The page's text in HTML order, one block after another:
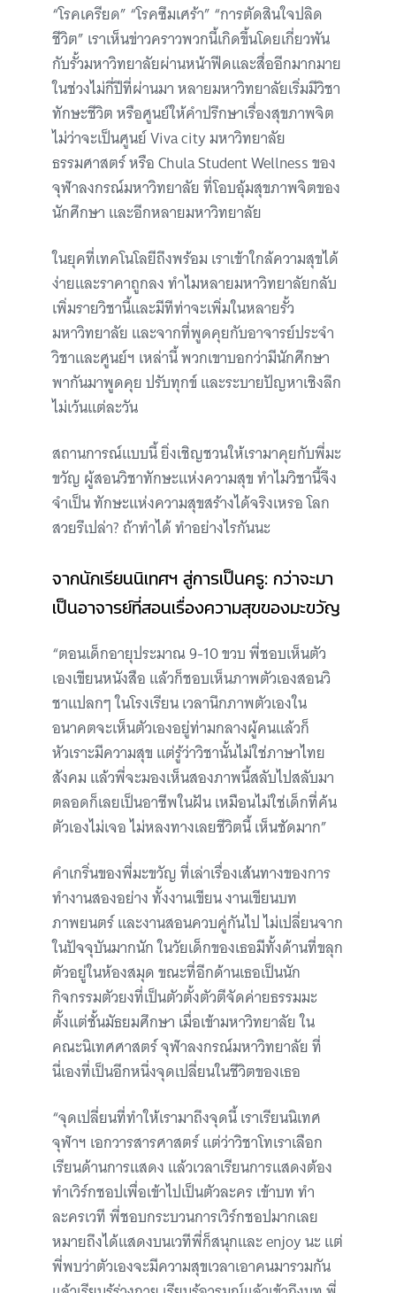
“โรคเครียด” “โรคซึมเศร้า” “การตัดสินใจปลิด
ชีวิต” เราเห็นข่าวคราวพวกนี้เกิดขึ้นโดยเกี่ยวพัน
กับรั้วมหาวิทยาลัยผ่านหน้าฟีดและสื่ออีกมากมาย
ในช่วงไม่กี่ปีที่ผ่านมา หลายมหาวิทยาลัยเริ่มมีวิชา
ทักษะชีวิต หรือศูนย์ให้คำปรึกษาเรื่องสุขภาพจิต
ไม่ว่าจะเป็นศูนย์ Viva city มหาวิทยาลัย
ธรรมศาสตร์ หรือ Chula Student Wellness ของ
จุฬาลงกรณ์มหาวิทยาลัย ที่โอบอุ้มสุขภาพจิตของ
นักศึกษา และอีกหลายมหาวิทยาลัย
ในยุคที่เทคโนโลยีถึงพร้อม เราเข้าใกล้ความสุขได้
ง่ายและราคาถูกลง ทำไมหลายมหาวิทยาลัยกลับ
เพิ่มรายวิชานี้และมีทีท่าจะเพิ่มในหลายรั้ว
มหาวิทยาลัย และจากที่พูดคุยกับอาจารย์ประจำ
วิชาและศูนย์ฯ เหล่านี้ พวกเขาบอกว่ามีนักศึกษา
พากันมาพูดคุย ปรับทุกข์ และระบายปัญหาเชิงลึก
ไม่เว้นแต่ละวัน
สถานการณ์แบบนี้ ยิ่งเชิญชวนให้เรามาคุยกับพี่มะ
ขวัญ ผู้สอนวิชาทักษะแห่งความสุข ทำไมวิชานี้จึง
จำเป็น ทักษะแห่งความสุขสร้างได้จริงเหรอ โลก
สวยรึเปล่า? ถ้าทำได้ ทำอย่างไรกันนะ
จากนักเรียนนิเทศฯ สู่การเป็นครู: กว่าจะมา
เป็นอาจารย์ที่สอนเรื่องความสุขของมะขวัญ
“ตอนเด็กอายุประมาณ 9-10 ขวบ พี่ชอบเห็นตัว
เองเขียนหนังสือ แล้วก็ชอบเห็นภาพตัวเองสอนวิ
ชาแปลกๆ ในโรงเรียน เวลานึกภาพตัวเองใน
อนาคตจะเห็นตัวเองอยู่ท่ามกลางผู้คนแล้วก็
หัวเราะมีความสุข แต่รู้ว่าวิชานั้นไม่ใช่ภาษาไทย
สังคม แล้วพี่จะมองเห็นสองภาพนี้สลับไปสลับมา
ตลอดก็เลยเป็นอาชีพในฝัน เหมือนไม่ใช่เด็กที่ค้น
ตัวเองไม่เจอ ไม่หลงทางเลยชีวิตนี้ เห็นชัดมาก”
คำเกริ่นของพี่มะขวัญ ที่เล่าเรื่องเส้นทางของการ
ทำงานสองอย่าง ทั้งงานเขียน งานเขียนบท
ภาพยนตร์ และงานสอนควบคู่กันไป ไม่เปลี่ยนจาก
ในปัจจุบันมากนัก ในวัยเด็กของเธอมีทั้งด้านที่ขลุก
ตัวอยู่ในห้องสมุด ขณะที่อีกด้านเธอเป็นนัก
กิจกรรมตัวยงที่เป็นตัวตั้งตัวตีจัดค่ายธรรมมะ
ตั้งแต่ชั้นมัธยมศึกษา เมื่อเข้ามหาวิทยาลัย ใน
คณะนิเทศศาสตร์ จุฬาลงกรณ์มหาวิทยาลัย ที่
นี่เองที่เป็นอีกหนึ่งจุดเปลี่ยนในชีวิตของเธอ
“จุดเปลี่ยนที่ทำให้เรามาถึงจุดนี้ เราเรียนนิเทศ
จุฬาฯ เอกวารสารศาสตร์ แต่ว่าวิชาโทเราเลือก
เรียนด้านการแสดง แล้วเวลาเรียนการแสดงต้อง
ทำเวิร์กชอปเพื่อเข้าไปเป็นตัวละคร เข้าบท ทำ
ละครเวที พี่ชอบกระบวนการเวิร์กชอปมากเลย
หมายถึงได้แสดงบนเวทีพี่ก็สนุกและ enjoy นะ แต่
พี่พบว่าตัวเองจะมีความสุขเวลาเอาคนมารวมกัน